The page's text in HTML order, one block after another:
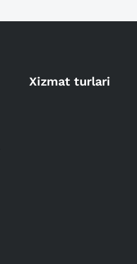
Xizmat turlari